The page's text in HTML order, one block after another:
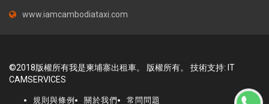
www.iamcambodiataxi.com
©2018版權所有我是柬埔寨出租車。 版權所有。 技術支持: IT
CAMSERVICES
規則與條例 關於我們 常問問題